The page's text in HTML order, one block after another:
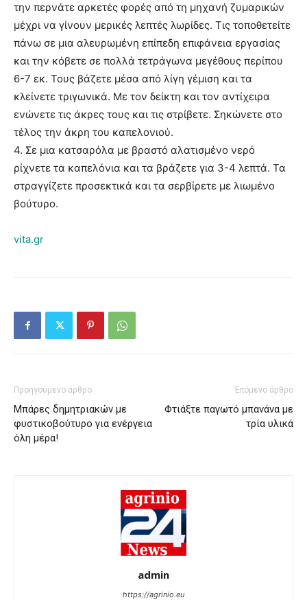
την περνάτε αρκετές φορές από τη μηχανή ζυμαρικών
μέχρι να γίνουν μερικές λεπτές λωρίδες. Τις τοποθετείτε
πάνω σε μια αλευρωμένη επίπεδη επιφάνεια εργασίας
και την κόβετε σε πολλά τετράγωνα μεγέθους περίπου
6-7 εκ. Τους βάζετε μέσα από λίγη γέμιση και τα
κλείνετε τριγωνικά. Με τον δείκτη και τον αντίχειρα
ενώνετε τις άκρες τους και τις στρίβετε. Σηκώνετε στο
τέλος την άκρη του καπελονιού.
4. Σε μια κατσαρόλα με βραστό αλατισμένο νερό
ρίχνετε τα καπελόνια και τα βράζετε για 3-4 λεπτά. Τα
στραγγίζετε προσεκτικά και τα σερβίρετε με λιωμένο
βούτυρο.
vita.gr
Προηγούμενο άρθρο
Μπάρες δημητριακών με
φυστικοβούτυρο για ενέργεια
όλη μέρα!
Επόμενο άρθρο
Φτιάξτε παγωτό μπανάνα με
τρία υλικά
admin
https://agrinio.eu